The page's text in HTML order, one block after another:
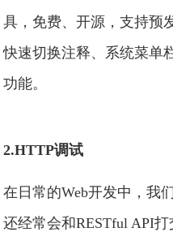
具，免费、开源，支持预
快速切换注释、系统菜单
功能。
2.HTTP调试
在日常的Web开发中，我
还经常会和RESTful API